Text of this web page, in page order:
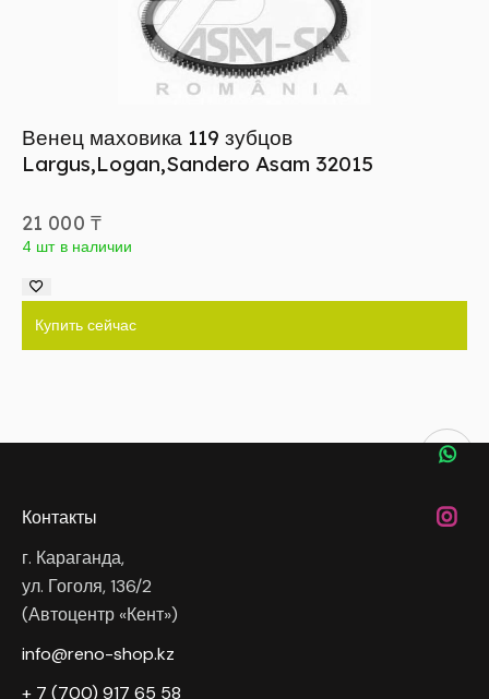
Венец маховика 119 зубцов
Largus,Logan,Sandero Asam 32015
21 000 ₸
4 шт в наличии
Купить сейчас
Контакты
г. Караганда,
ул. Гоголя, 136/2
(Автоцентр «Кент»)
info@reno-shop.kz
+ 7 (700) 917 65 58